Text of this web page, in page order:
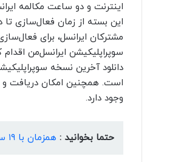
اینترنت و دو ساعت مکالمه ایرانسلی» را با
این بسته از زمان فعال‌سازی تا
سوپراپلیکیشن ایرانسل‌من اقدام
دانلود آخرین نسخه
وجود دارد.
حتما بخوانید : همزمان با ۱۹ سالگی ایرانسل: بابل نخستین «شهر تمام 5G» ایران شد